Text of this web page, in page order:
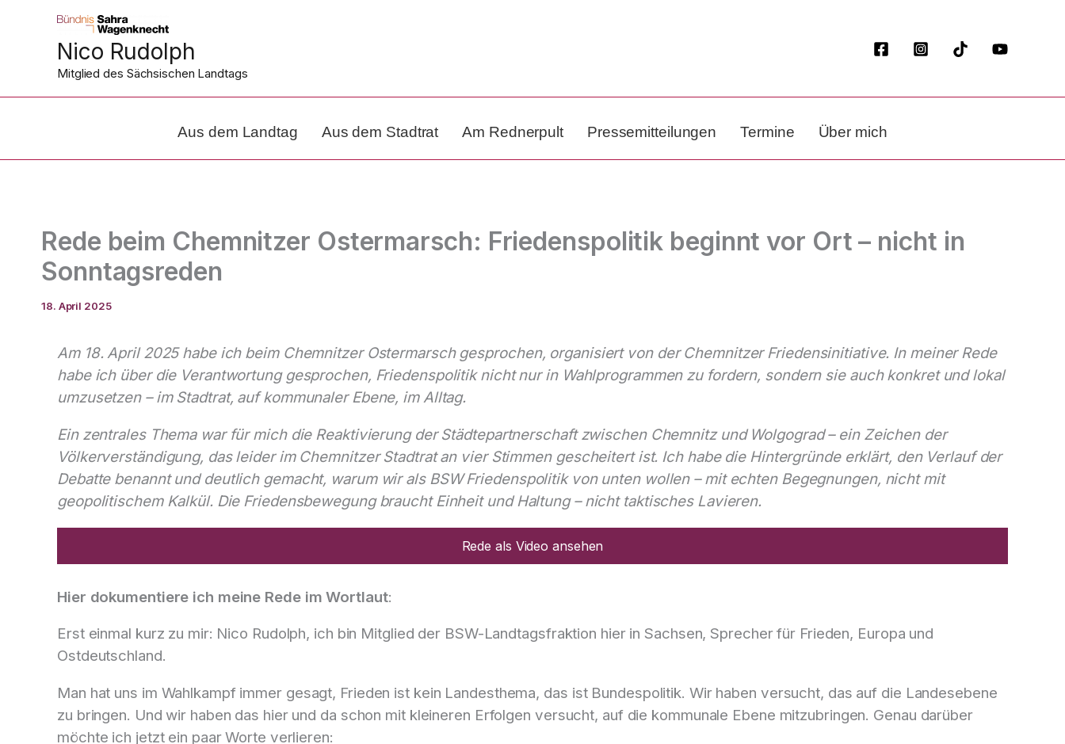
Nico Rudolph
Mitglied des Sächsischen Landtags
Aus dem Landtag Aus dem Stadtrat Am Rednerpult Pressemitteilungen Termine Über mich
Rede beim Chemnitzer Ostermarsch: Friedenspolitik beginnt vor Ort – nicht in
Sonntagsreden
18. April 2025
Am 18. April 2025 habe ich beim Chemnitzer Ostermarsch gesprochen, organisiert von der Chemnitzer Friedensinitiative. In meiner Rede
habe ich über die Verantwortung gesprochen, Friedenspolitik nicht nur in Wahlprogrammen zu fordern, sondern sie auch konkret und lokal
umzusetzen – im Stadtrat, auf kommunaler Ebene, im Alltag.
Ein zentrales Thema war für mich die Reaktivierung der Städtepartnerschaft zwischen Chemnitz und Wolgograd – ein Zeichen der
Völkerverständigung, das leider im Chemnitzer Stadtrat an vier Stimmen gescheitert ist. Ich habe die Hintergründe erklärt, den Verlauf der
Debatte benannt und deutlich gemacht, warum wir als BSW Friedenspolitik von unten wollen – mit echten Begegnungen, nicht mit
geopolitischem Kalkül. Die Friedensbewegung braucht Einheit und Haltung – nicht taktisches Lavieren.
Rede als Video ansehen
Hier dokumentiere ich meine Rede im Wortlaut:
Erst einmal kurz zu mir: Nico Rudolph, ich bin Mitglied der BSW-Landtagsfraktion hier in Sachsen, Sprecher für Frieden, Europa und
Ostdeutschland.
Man hat uns im Wahlkampf immer gesagt, Frieden ist kein Landesthema, das ist Bundespolitik. Wir haben versucht, das auf die Landesebene
zu bringen. Und wir haben das hier und da schon mit kleineren Erfolgen versucht, auf die kommunale Ebene mitzubringen. Genau darüber
möchte ich jetzt ein paar Worte verlieren: